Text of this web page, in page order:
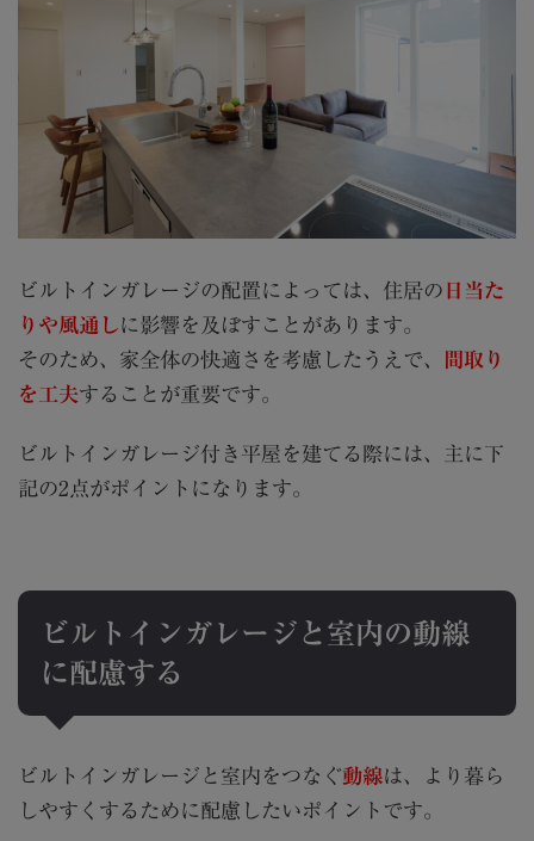
ビルトインガレージの配置によっては、住居の 日当た
りや風通しに影響を及ぼすことがあります。
そのため、家全体の快適さを考慮したうえで、
間取り
を工夫することが重要です。
ビルトインガレージ付き平屋を建てる際には、主に下
記の2点がポイントになります。
ビルトインガレージと室内の動線
に配慮する
ビルトインガレージと室内をつなぐ動線は、より暮ら
しやすくするために配慮したいポイントです。